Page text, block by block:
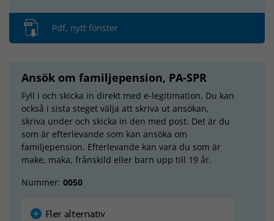
Pdf, nytt fönster
Ansök om familjepension, PA-SPR
Fyll i och skicka in direkt med e-legitimation. Du kan
också i sista steget välja att skriva ut ansökan,
skriva under och skicka in den med post. Det är du
som är efterlevande som kan ansöka om
familjepension. Efterlevande kan vara du som är
make, maka, frånskild eller barn upp till 19 år.
Nummer: 0050
Fler alternativ